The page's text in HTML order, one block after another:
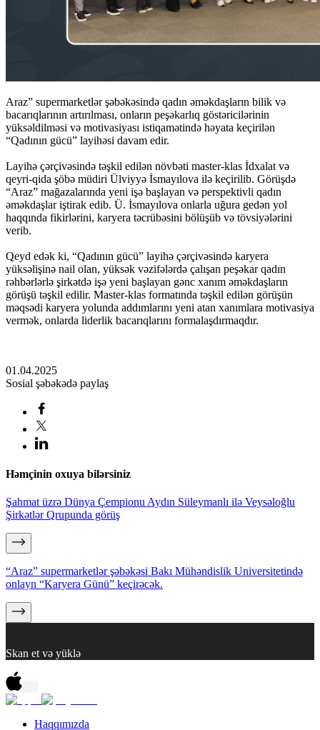
Araz” supermarketlər şəbəkəsində qadın əməkdaşların bilik və
bacarıqlarının artırılması, onların peşəkarlıq göstəricilərinin
yüksəldilməsi və motivasiyası istiqamətində həyata keçirilən
“Qadının gücü” layihəsi davam edir.
Layihə çərçivəsində təşkil edilən növbəti master-klas İdxalat və
qeyri-qida şöbə müdiri Ülviyyə İsmayılova ilə keçirilib. Görüşdə
“Araz” mağazalarında yeni işə başlayan və perspektivli qadın
əməkdaşlar iştirak edib. Ü. İsmayılova onlarla uğura gedən yol
haqqında fikirlərini, karyera təcrübəsini bölüşüb və tövsiyələrini
verib.
Qeyd edək ki, “Qadının gücü” layihə çərçivəsində karyera
yüksəlişinə nail olan, yüksək vəzifələrdə çalışan peşəkar qadın
rəhbərlərlə şirkətdə işə yeni başlayan gənc xanım əməkdaşların
görüşü təşkil edilir. Master-klas formatında təşkil edilən görüşün
məqsədi karyera yolunda addımlarını yeni atan xanımlara motivasiya
vermək, onlarda liderlik bacarıqlarını formalaşdırmaqdır.
01.04.2025
Sosial şəbəkədə paylaş
Həmçinin oxuya bilərsiniz
Şahmat üzrə Dünya Çempionu Aydın Süleymanlı ilə Veysəloğlu
Şirkətlər Qrupunda görüş
“Araz” supermarketlər şəbəkəsi Bakı Mühəndislik Universitetində
onlayn “Karyera Günü” keçirəcək.
Skan et və yüklə
Haqqımızda